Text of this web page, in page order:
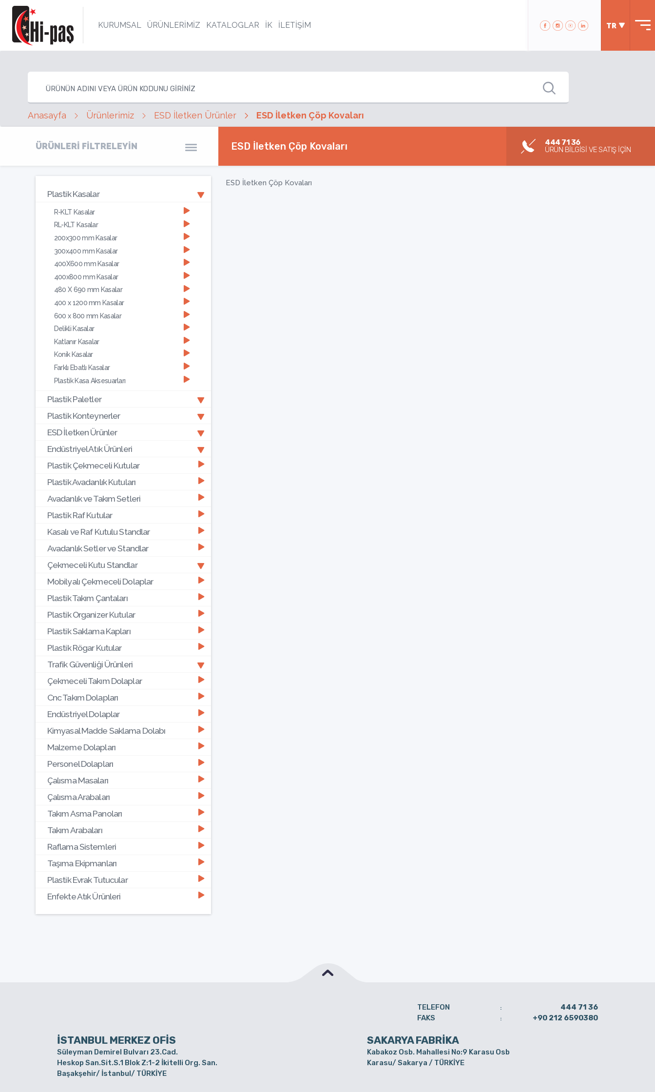
KURUMSAL ÜRÜNLERİMİZ KATALOGLAR İK İLETİŞİM TR
Anasayfa Ürünlerimiz ESD İletken Ürünler ESD İletken Çöp Kovaları
ÜRÜNLERİ FİLTRELEYİN ESD İletken Çöp Kovaları
444 71 36
ÜRÜN BİLGİSİ VE SATIŞ İÇİN
Plastik Kasalar
R-KLT Kasalar
RL-KLT Kasalar
200x300 mm Kasalar
300x400 mm Kasalar
400X600 mm Kasalar
400x800 mm Kasalar
480 X 690 mm Kasalar
400 x 1200 mm Kasalar
600 x 800 mm Kasalar
Delikli Kasalar
Katlanır Kasalar
Konik Kasalar
Farklı Ebatlı Kasalar
Plastik Kasa Aksesuarları
Plastik Paletler
Plastik Konteynerler
ESD İletken Ürünler
Endüstriyel Atık Ürünleri
Plastik Çekmeceli Kutular
Plastik Avadanlık Kutuları
Avadanlık ve Takım Setleri
Plastik Raf Kutular
Kasalı ve Raf Kutulu Standlar
Avadanlık Setler ve Standlar
Çekmeceli Kutu Standlar
Mobilyalı Çekmeceli Dolaplar
Plastik Takım Çantaları
Plastik Organizer Kutular
Plastik Saklama Kapları
Plastik Rögar Kutular
Trafik Güvenliği Ürünleri
Çekmeceli Takım Dolaplar
Cnc Takım Dolapları
Endüstriyel Dolaplar
Kimyasal Madde Saklama Dolabı
Malzeme Dolapları
Personel Dolapları
Çalısma Masaları
Çalısma Arabaları
Takım Asma Panoları
Takım Arabaları
Raflama Sistemleri
Taşıma Ekipmanları
Plastik Evrak Tutucular
Enfekte Atık Ürünleri
ESD İletken Çöp Kovaları
İSTANBUL MERKEZ OFİS SAKARYA FABRİKA
Süleyman Demirel Bulvarı 23.Cad.
Heskop San.Sit.S.1 Blok Z:1-2 İkitelli Org. San.
Başakşehir/ İstanbul/ TÜRKİYE
Kabakoz Osb. Mahallesi No:9 Karasu Osb
Karasu/ Sakarya / TÜRKİYE
TELEFON :
444 71 36
FAKS
: +90 212 6590380